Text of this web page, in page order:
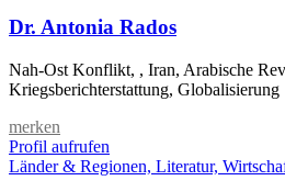
Dr. Antonia Rados
Nah-Ost Konflikt, , Iran, Arabische
Kriegsberichterstattung, Globalisierung
merken
Profil aufrufen
Länder & Regionen, Literatur,